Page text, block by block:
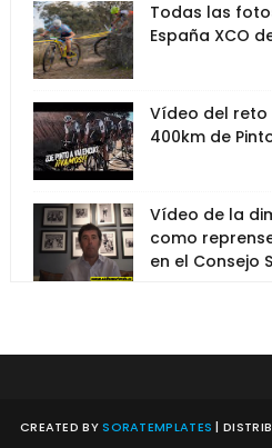
Todas las
España XCO
Vídeo del
400km de
Vídeo de la
como
en el Consejo
CREATED BYSORATEMPLATES |